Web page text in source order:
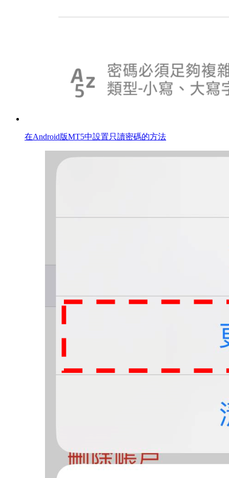
在Android版MT5中設置只讀密碼的方法